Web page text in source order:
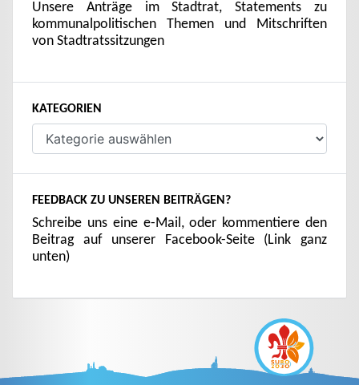
Unsere Anträge im Stadtrat, Statements zu
kommunalpolitischen Themen und Mitschriften
von Stadtratssitzungen
KATEGORIEN
Kategorien
FEEDBACK ZU UNSEREN BEITRÄGEN?
Schreibe uns eine e-Mail, oder kommentiere den
Beitrag auf unserer Facebook-Seite (Link ganz
unten)